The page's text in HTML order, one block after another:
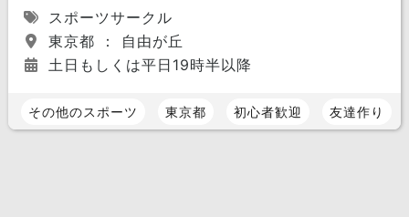
スポーツサークル
東京都 ： 自由が丘
土日もしくは平日19時半以降
その他のスポーツ 東京都 初心者歓迎 友達作り